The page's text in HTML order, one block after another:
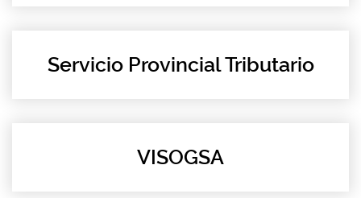
Servicio Provincial Tributario
VISOGSA